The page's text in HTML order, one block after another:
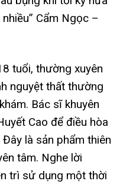
Cẩm Ngọc –
tuổi, thường xuyên
nguyệt thất thường
Bác sĩ khuyên
Cao để điều hòa
là sản phẩm thiên
tâm. Nghe lời
trì sử dụng một thời